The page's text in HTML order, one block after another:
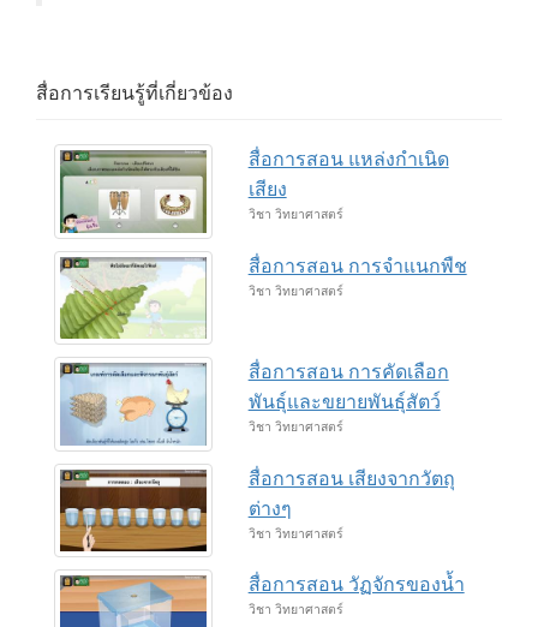
สื่อการเรียนรู้ที่เกี่ยวข้อง
สื่อการสอน แหล่งกำเนิด
เสียง
วิชา วิทยาศาสตร์
สื่อการสอน การจำแนกพืช
วิชา วิทยาศาสตร์
สื่อการสอน การคัดเลือก
พันธุ์และขยายพันธุ์สัตว์
วิชา วิทยาศาสตร์
สื่อการสอน เสียงจากวัตถุ
ต่างๆ
วิชา วิทยาศาสตร์
สื่อการสอน วัฏจักรของน้ำ
วิชา วิทยาศาสตร์